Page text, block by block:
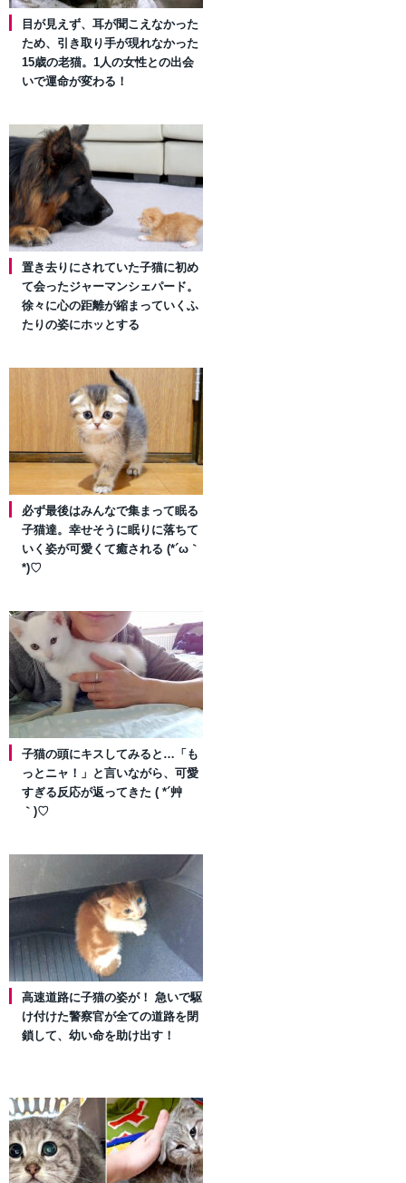
目が見えず、耳が聞こえなかった
ため、引き取り手が現れなかった
15歳の老猫。1人の女性との出会
いで運命が変わる！
置き去りにされていた子猫に初め
て会ったジャーマンシェパード。
徐々に心の距離が縮まっていくふ
たりの姿にホッとする
必ず最後はみんなで集まって眠る
子猫達。幸せそうに眠りに落ちて
いく姿が可愛くて癒される (*´ω｀
*)♡
子猫の頭にキスしてみると…「も
っとニャ！」と言いながら、可愛
すぎる反応が返ってきた ( *´艸
｀)♡
高速道路に子猫の姿が！ 急いで駆
け付けた警察官が全ての道路を閉
鎖して、幼い命を助け出す！